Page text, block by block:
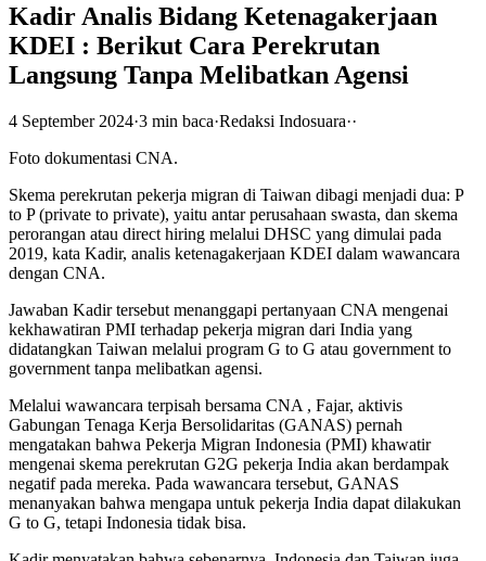
Kadir Analis Bidang Ketenagakerjaan
KDEI : Berikut Cara Perekrutan
Langsung Tanpa Melibatkan Agensi
4 September 2024·3 min baca·Redaksi Indosuara··
Foto dokumentasi CNA.
Skema perekrutan pekerja migran di Taiwan dibagi menjadi dua: P
to P (private to private), yaitu antar perusahaan swasta, dan skema
perorangan atau direct hiring melalui DHSC yang dimulai pada
2019, kata Kadir, analis ketenagakerjaan KDEI dalam wawancara
dengan CNA.
Jawaban Kadir tersebut menanggapi pertanyaan CNA mengenai
kekhawatiran PMI terhadap pekerja migran dari India yang
didatangkan Taiwan melalui program G to G atau government to
government tanpa melibatkan agensi.
Melalui wawancara terpisah bersama CNA , Fajar, aktivis
Gabungan Tenaga Kerja Bersolidaritas (GANAS) pernah
mengatakan bahwa Pekerja Migran Indonesia (PMI) khawatir
mengenai skema perekrutan G2G pekerja India akan berdampak
negatif pada mereka. Pada wawancara tersebut, GANAS
menanyakan bahwa mengapa untuk pekerja India dapat dilakukan
G to G, tetapi Indonesia tidak bisa.